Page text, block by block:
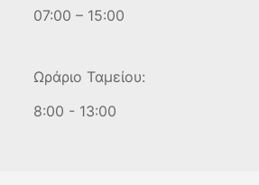
07:00 – 15:00
Ωράριο Ταμείου:
8:00 - 13:00